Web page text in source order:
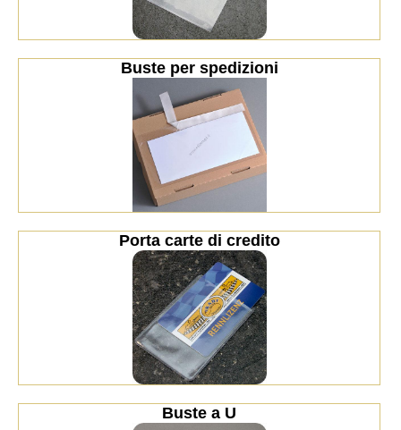
Buste per spedizioni
Porta carte di credito
Buste a U